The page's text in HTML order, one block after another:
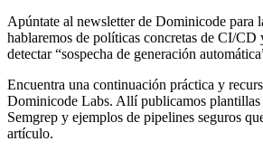
Apúntate al newsletter de Dominicode para
hablaremos de políticas concretas de CI/CD
detectar “sospecha de generación
Encuentra una continuación práctica y
Dominicode Labs. Allí publicamos
Semgrep y ejemplos de pipelines seguros
artículo.